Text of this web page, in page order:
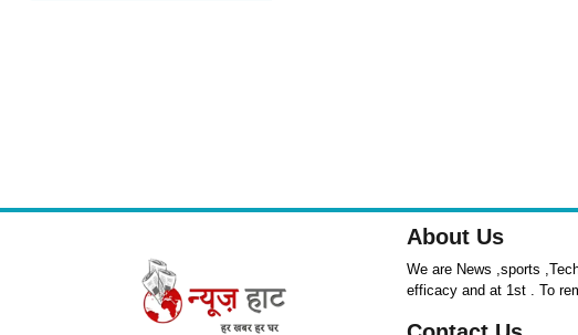
About Us
We are News ,sports
efficacy and at 1st . To